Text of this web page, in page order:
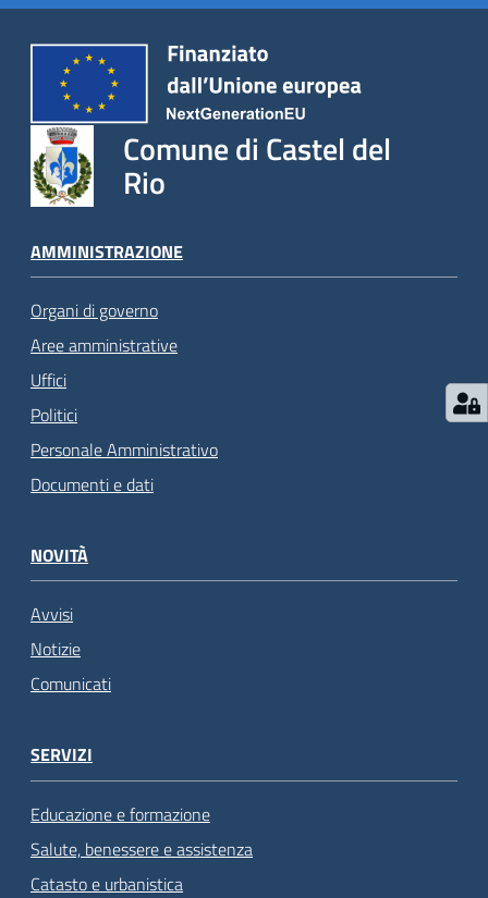
Comune di Castel del
Rio
AMMINISTRAZIONE
Organi di governo
Aree amministrative
Uffici
Politici
Personale Amministrativo
Documenti e dati
NOVITÀ
Avvisi
Notizie
Comunicati
SERVIZI
Educazione e formazione
Salute, benessere e assistenza
Catasto e urbanistica